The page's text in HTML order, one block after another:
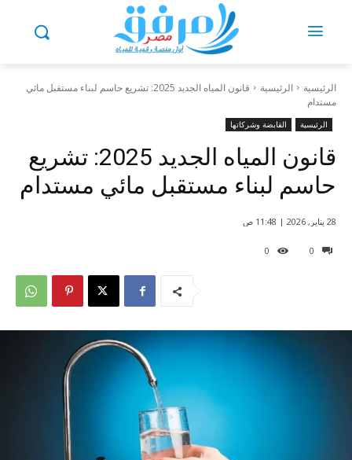
الرئيسية الرئيسية
قانون المياه الجديد 2025: تشريع حاسم لبناء مستقبل مائي
مستدام
الرئيسية القابضة وشركاتها
قانون المياه الجديد 2025: تشريع
حاسم لبناء مستقبل مائي مستدام
0
0
28 يناير, 2026 | 11:48 ص